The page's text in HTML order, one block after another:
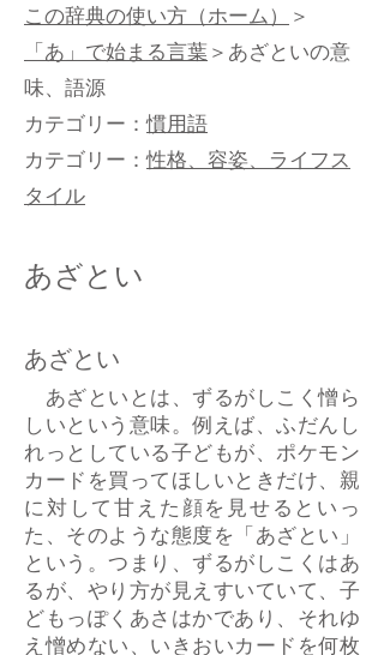
この辞典の使い方（ホーム）＞
「あ」で始まる言葉＞あざといの意
味、語源
カテゴリー：慣用語
カテゴリー：性格、容姿、ライフス
タイル
あざとい
あざとい
あざといとは、ずるがしこく憎ら
しいという意味。例えば、ふだんし
れっとしている子どもが、ポケモン
カードを買ってほしいときだけ、親
に対して甘えた顔を見せるといっ
た、そのような態度を「あざとい」
という。つまり、ずるがしこくはあ
るが、やり方が見えすいていて、子
どもっぽくあさはかであり、それゆ